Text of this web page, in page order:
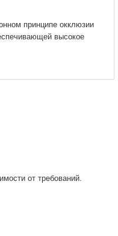
принципе окклюзии
высокое
от требований.